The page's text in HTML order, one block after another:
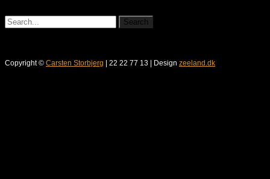
Copyright © Carsten Storbjerg | 22 22 77 13 | Design zeeland.dk